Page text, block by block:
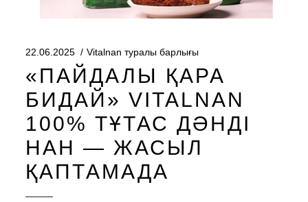
22.06.2025 Vitalnan туралы барлығы
«ПАЙДАЛЫ ҚАРА
БИДАЙ» VITALNAN
100% ТҰТАС ДӘНДІ
НАН — ЖАСЫЛ
ҚАПТАМАДА